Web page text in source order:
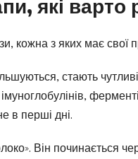
які варто
кожна з яких має свої
стають
в перші дні.
Він починається